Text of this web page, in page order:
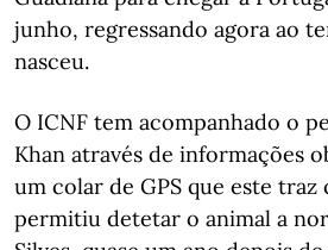
junho, regressando agora ao
nasceu.
O ICNF tem acompanhado o
Khan através de informações
um colar de GPS que este traz
permitiu detetar o animal a